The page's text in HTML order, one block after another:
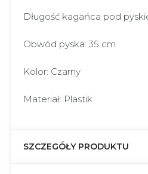
Długość kagańca pod
Obwód pyska: 35 cm
Kolor: Czarny
Materiał: Plastik
SZCZEGÓŁY PRODUKTU